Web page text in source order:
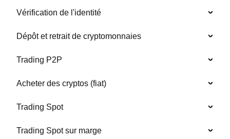
Vérification de l'identité
Dépôt et retrait de cryptomonnaies
Trading P2P
Acheter des cryptos (fiat)
Trading Spot
Trading Spot sur marge